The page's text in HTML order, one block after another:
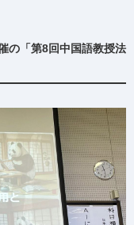
の「第8回中国語教授法